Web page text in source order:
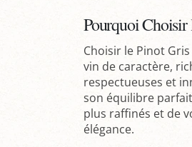
Pourquoi Choisir
Choisir le Pinot
vin de caractère,
respectueuses et
son équilibre
plus raffinés et de
élégance.